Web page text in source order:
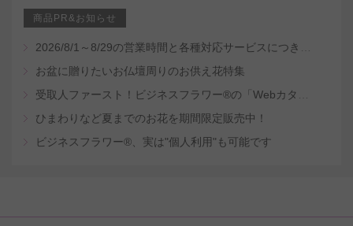
商品PR&お知らせ
お盆に贈りたいお仏壇周りのお供え花特集
ひまわりなど夏までのお花を期間限定販売中！
ビジネスフラワー®、実は"個人利用"も可能です